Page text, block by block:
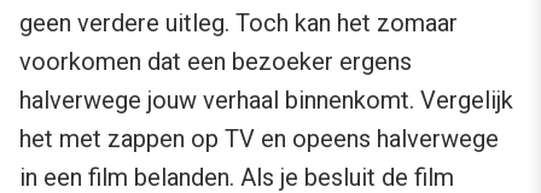
geen verdere uitleg. Toch kan het zomaar
voorkomen dat een bezoeker ergens
halverwege jouw verhaal binnenkomt. Vergelijk
het met zappen op TV en opeens halverwege
in een film belanden. Als je besluit de film